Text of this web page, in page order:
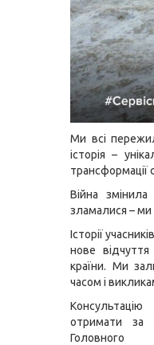
Ми всі
історія –
трансформації
Війна
зламалися – ми
Історії
нове відчуття
країни. Ми
часом і
отримати за